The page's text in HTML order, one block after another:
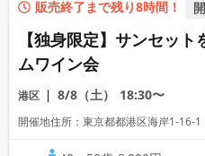
販売終了まで残り8時間！
【独身限定】サンセッ
ムワイン会
港区 8/8（土） 18:30〜
開催地住所：東京都都港区海岸1-16-